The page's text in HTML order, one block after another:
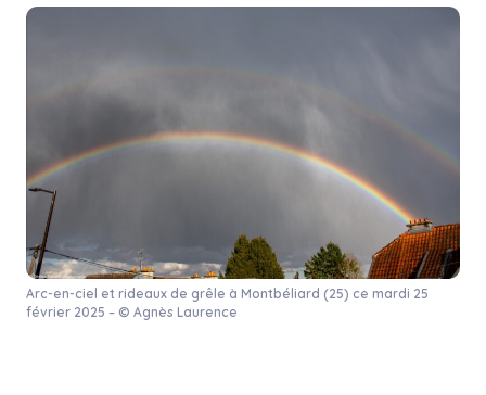
Arc-en-ciel et rideaux de grêle à Montbéliard (25) ce mardi 25
février 2025 – © Agnès Laurence